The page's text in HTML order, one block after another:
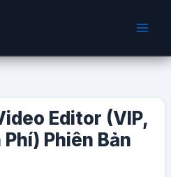
Editor (VIP,
Phiên Bản